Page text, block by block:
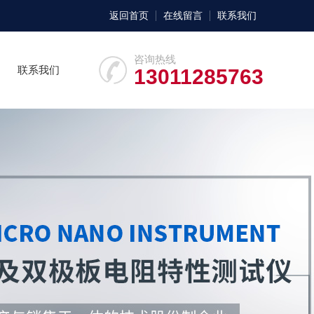
返回首页 在线留言 联系我们
咨询热线
13011285763
联系我们